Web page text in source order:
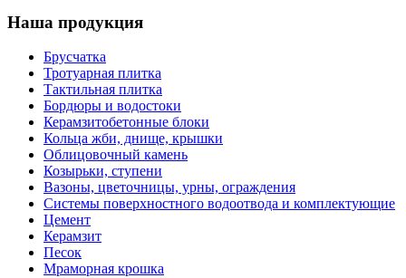
Наша продукция
Брусчатка
Тротуарная плитка
Тактильная плитка
Бордюры и водостоки
Керамзитобетонные блоки
Кольца жби, днище, крышки
Облицовочный камень
Козырьки, ступени
Вазоны, цветочницы, урны, ограждения
Системы поверхностного водоотвода и комплектующие
Цемент
Керамзит
Песок
Мраморная крошка